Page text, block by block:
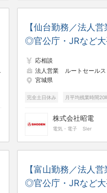
ネットワークエンジニア
【仙台勤務／法人
◎官公庁・JRなど
なめ
応相談
法人営業
ルートセール
宮城県
完全土日休み 月平均残業時間20
株式会社昭電
電気・電子 SIer
【富山勤務／法人
◎官公庁・JRなど